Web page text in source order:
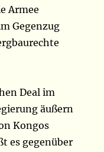
Armee
Gegenzug
Deal im
äußern
Kongos
es gegenüber